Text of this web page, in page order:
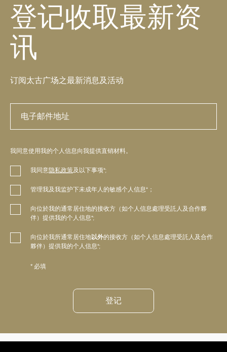
登记收取最新资
讯
订阅太古广场之最新消息及活动
我同意使用我的个人信息向我提供直销材料。
我同意隐私政策及以下事项*;
管理我及我监护下未成年人的敏感个人信息*；
向位於我的通常居住地的接收方（如个人信息處理受託人及合作夥
伴）提供我的个人信息*;
向位於我所通常居住地以外的接收方（如个人信息處理受託人及合作
夥伴）提供我的个人信息*;
* 必填
登记